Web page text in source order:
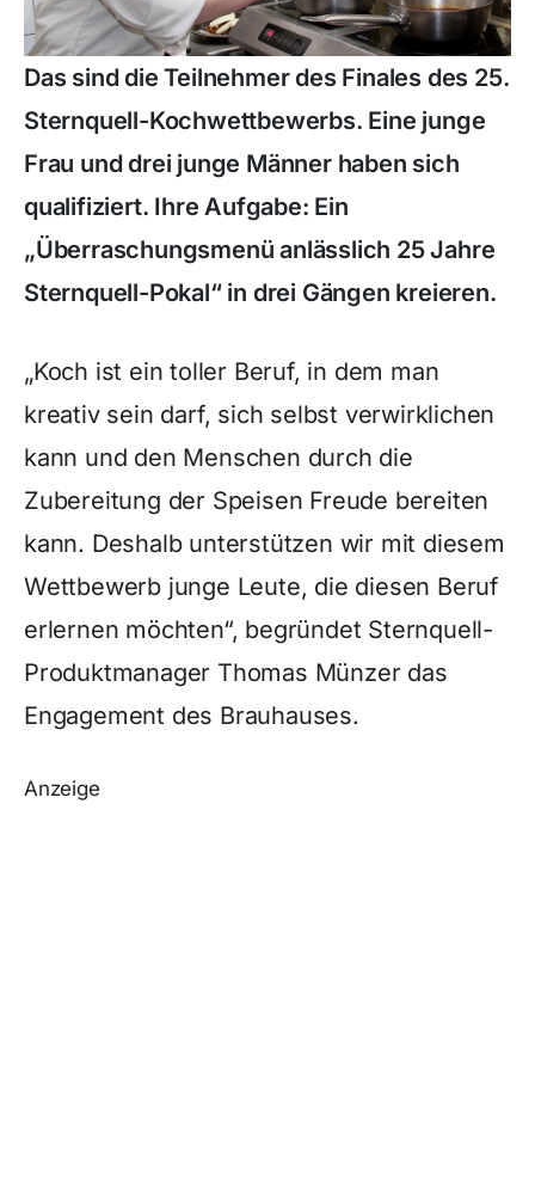
Das sind die Teilnehmer des Finales des 25.
Sternquell-Kochwettbewerbs. Eine junge
Frau und drei junge Männer haben sich
qualifiziert. Ihre Aufgabe: Ein
„Überraschungsmenü anlässlich 25 Jahre
Sternquell-Pokal“ in drei Gängen kreieren.
„Koch ist ein toller Beruf, in dem man
kreativ sein darf, sich selbst verwirklichen
kann und den Menschen durch die
Zubereitung der Speisen Freude bereiten
kann. Deshalb unterstützen wir mit diesem
Wettbewerb junge Leute, die diesen Beruf
erlernen möchten“, begründet Sternquell-
Produktmanager Thomas Münzer das
Engagement des Brauhauses.
Anzeige